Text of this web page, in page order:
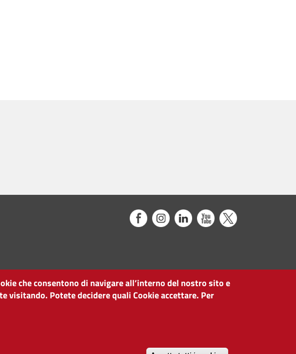
che consentono di navigare all’interno del nostro sito e
Potete decidere quali Cookie accettare. Per